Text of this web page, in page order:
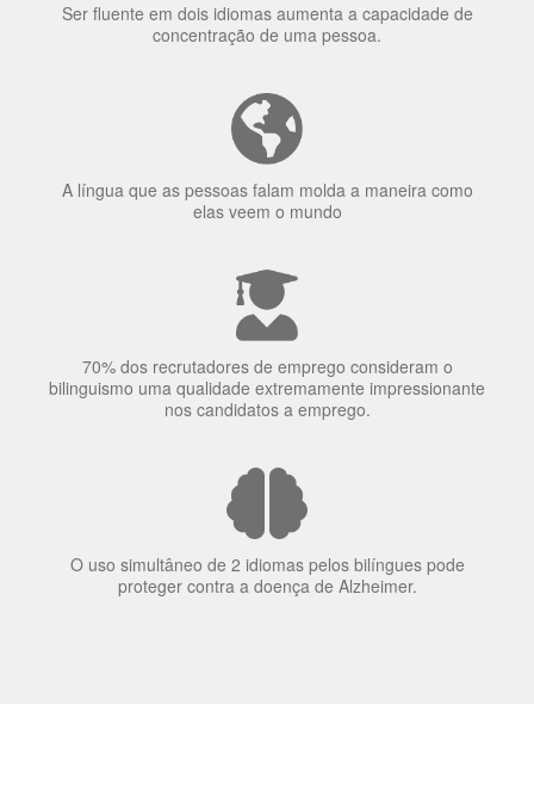
Ser fluente em dois idiomas aumenta a capacidade de
concentração de uma pessoa.
A língua que as pessoas falam molda a maneira como
elas veem o mundo
70% dos recrutadores de emprego consideram o
bilinguismo uma qualidade extremamente impressionante
nos candidatos a emprego.
O uso simultâneo de 2 idiomas pelos bilíngues pode
proteger contra a doença de Alzheimer.